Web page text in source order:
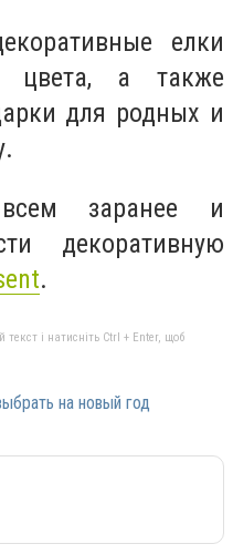
елки
цвета, а также
для родных и
заранее и
декоративную
.
і натисніть Ctrl + Enter, щоб
на новый год